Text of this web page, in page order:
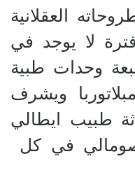
العقلانية
لا يوجد في
وحدات طبية
ويشرف
طبيب ايطالي
صومالي في كل